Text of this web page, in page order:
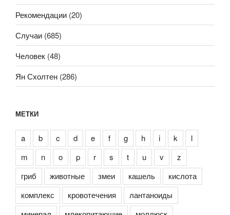
Рекомендации (20)
Случаи (685)
Человек (48)
Ян Схолтен (286)
МЕТКИ
a b c d e f g h i k
l
m
n o p r s t u v
z
гриб
животные змеи кашель
кислота
комплекс
кровотечения
лантаноиды